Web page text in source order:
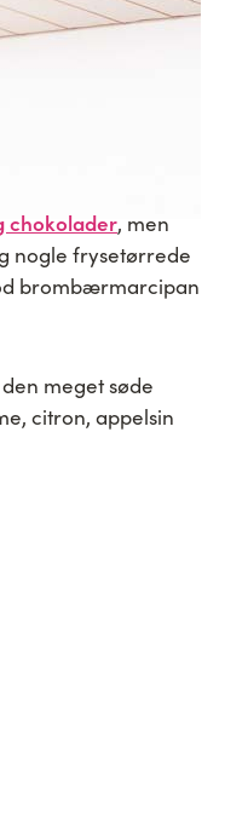
chokolader, men
nogle frysetørrede
brombærmarcipan
meget søde
citron, appelsin